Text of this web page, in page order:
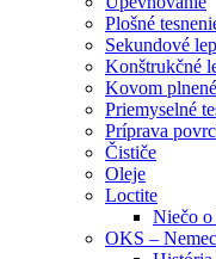
Plošné
Sekundové
Konštrukčné
Kovom
Priemyselné
Príprava
Čističe
Oleje
Loctite
Niečo
OKS –